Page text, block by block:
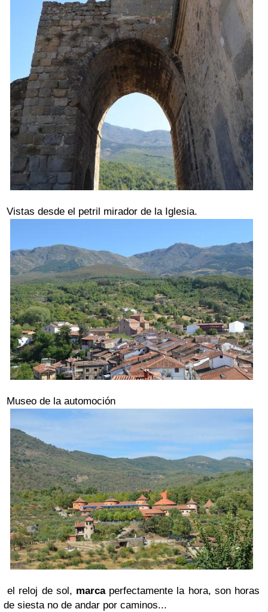
Vistas desde el petril mirador de la Iglesia.
Museo de la automoción
el reloj de sol, marcaperfectamente la hora, son horas
de siesta no de andar por caminos...